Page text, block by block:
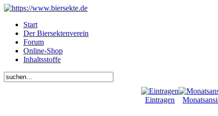
Start
Der Biersektenverein
Forum
Online-Shop
Inhaltsstoffe
Eintragen